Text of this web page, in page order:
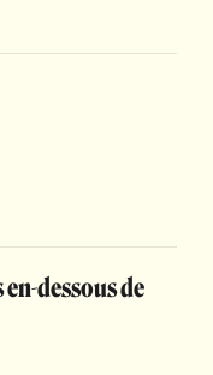
dessous de